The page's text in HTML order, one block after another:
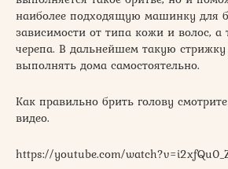
наиболее подходящую машинку для
зависимости от типа кожи и волос, а
черепа. В дальнейшем такую
выполнять дома самостоятельно.
Как правильно брить голову
видео.
https://youtube.com/